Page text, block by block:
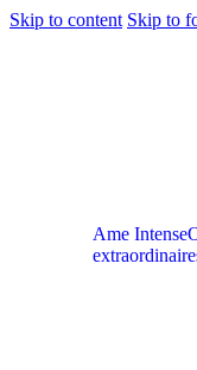
Skip to content Skip to
Ame Intense